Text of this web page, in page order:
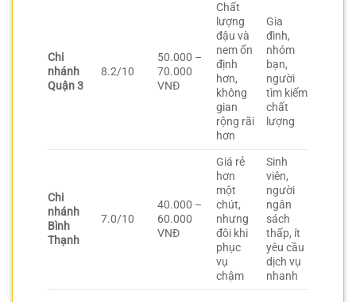
Chi
nhánh
Quận 3
8.2/10
50.000 –
70.000
VNĐ
Chất
lượng
đậu và
nem ổn
định
hơn,
không
gian
rộng rãi
hơn
Gia
đình,
nhóm
bạn,
người
tìm kiếm
chất
lượng
Chi
nhánh
Bình
Thạnh
7.0/10
40.000 –
60.000
VNĐ
Giá rẻ
hơn
một
chút,
nhưng
đôi khi
phục
vụ
chậm
Sinh
viên,
người
ngân
sách
thấp, ít
yêu cầu
dịch vụ
nhanh